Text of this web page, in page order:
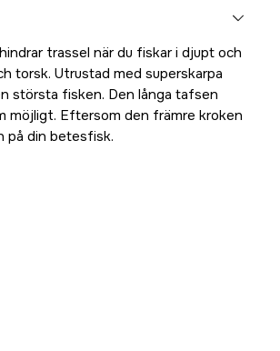
trassel när du fiskar i djupt och
torsk. Utrustad med superskarpa
största fisken. Den långa tafsen
möjligt. Eftersom den främre kroken
på din betesfisk.